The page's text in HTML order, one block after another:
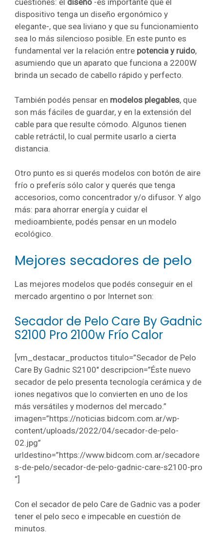
cuestiones: el diseño -es importante que el
dispositivo tenga un diseño ergonómico y
elegante-, que sea liviano y que su funcionamiento
sea lo más silencioso posible. En este punto es
fundamental ver la relación entre potencia y ruido,
asumiendo que un aparato que funciona a 2200W
brinda un secado de cabello rápido y perfecto.
También podés pensar en modelos plegables, que
son más fáciles de guardar, y en la extensión del
cable para que resulte cómodo. Algunos tienen
cable retráctil, lo cual permite usarlo a cierta
distancia.
Otro punto es si querés modelos con botón de aire
frío o preferís sólo calor y querés que tenga
accesorios, como concentrador y/o difusor. Y algo
más: para ahorrar energía y cuidar el
medioambiente, podés pensar en un modelo
ecológico.
Mejores secadores de pelo
Las mejores modelos que podés conseguir en el
mercado argentino o por Internet son:
Secador de Pelo Care By Gadnic
S2100 Pro 2100w Frío Calor
[vm_destacar_productos titulo=”Secador de Pelo
Care By Gadnic S2100″ descripcion=”Éste nuevo
secador de pelo presenta tecnología cerámica y de
iones negativos que lo convierten en uno de los
más versátiles y modernos del mercado.”
imagen=”https://noticias.bidcom.com.ar/wp-
content/uploads/2022/04/secador-de-pelo-
02.jpg”
urldestino=”https://www.bidcom.com.ar/secadore
s-de-pelo/secador-de-pelo-gadnic-care-s2100-pro
“]
Con el secador de pelo Care de Gadnic vas a poder
tener el pelo seco e impecable en cuestión de
minutos.